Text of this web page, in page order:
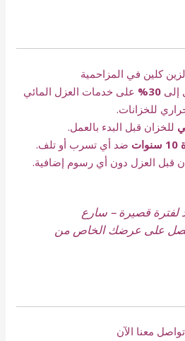
كلين في المزاحمية
30%
على خدمات العزل المائي
للخزانات.
للخزان قبل البدء بالعمل.
ضد أي تسرب أو تلف.
قبل العزل دون أي رسوم إضافية.
قصيرة – سارع
على عرضك الخاص من
تواصل معنا الآن